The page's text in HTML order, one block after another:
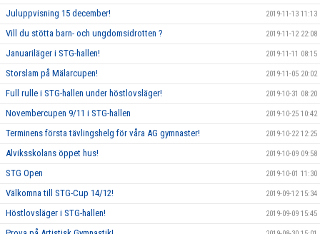
Juluppvisning 15 december! 2019-11-13 11:13
Vill du stötta barn- och ungdomsidrotten ? 2019-11-12 22:08
Januariläger i STG-hallen! 2019-11-11 08:15
Storslam på Mälarcupen! 2019-11-05 20:02
Full rulle i STG-hallen under höstlovsläger! 2019-10-31 08:20
Novembercupen 9/11 i STG-hallen 2019-10-25 10:42
Terminens första tävlingshelg för våra AG gymnaster! 2019-10-22 12:25
Alviksskolans öppet hus! 2019-10-09 09:58
STG Open 2019-10-01 11:30
Välkomna till STG-Cup 14/12! 2019-09-12 15:34
Höstlovsläger i STG-hallen! 2019-09-09 15:45